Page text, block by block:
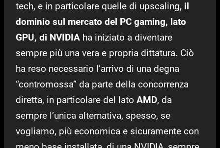
tech, e in particolare quelle di upscaling, il
dominio sul mercato del PC gaming, lato
GPU, di NVIDIA ha iniziato a diventare
sempre più una vera e propria dittatura. Ciò
ha reso necessario l’arrivo di una degna
“contromossa” da parte della concorrenza
diretta, in particolare del lato AMD, da
sempre l’unica alternativa, spesso, se
vogliamo, più economica e sicuramente con